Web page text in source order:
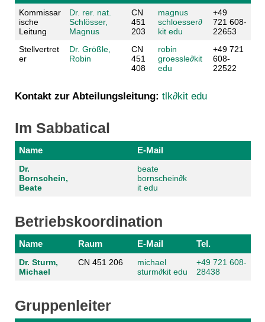
Kommissar
ische
Leitung
Dr. rer. nat.
Schlösser,
Magnus
CN
451
203
magnus
schloesser∂
kit edu
+49
721 608-
22653
Stellvertret
er
Dr. Größle,
Robin
CN
451
408
robin
groessle∂kit
edu
+49 721
608-
22522
Kontakt zur Abteilungsleitung: tlk∂kit edu
Im Sabbatical
Name E-Mail
Dr.
Bornschein,
Beate
beate
bornschein∂k
it edu
Betriebskoordination
Name Raum E-Mail Tel.
Dr. Sturm,
Michael
CN 451 206
michael
sturm∂kit edu
+49 721 608-
28438
Gruppenleiter